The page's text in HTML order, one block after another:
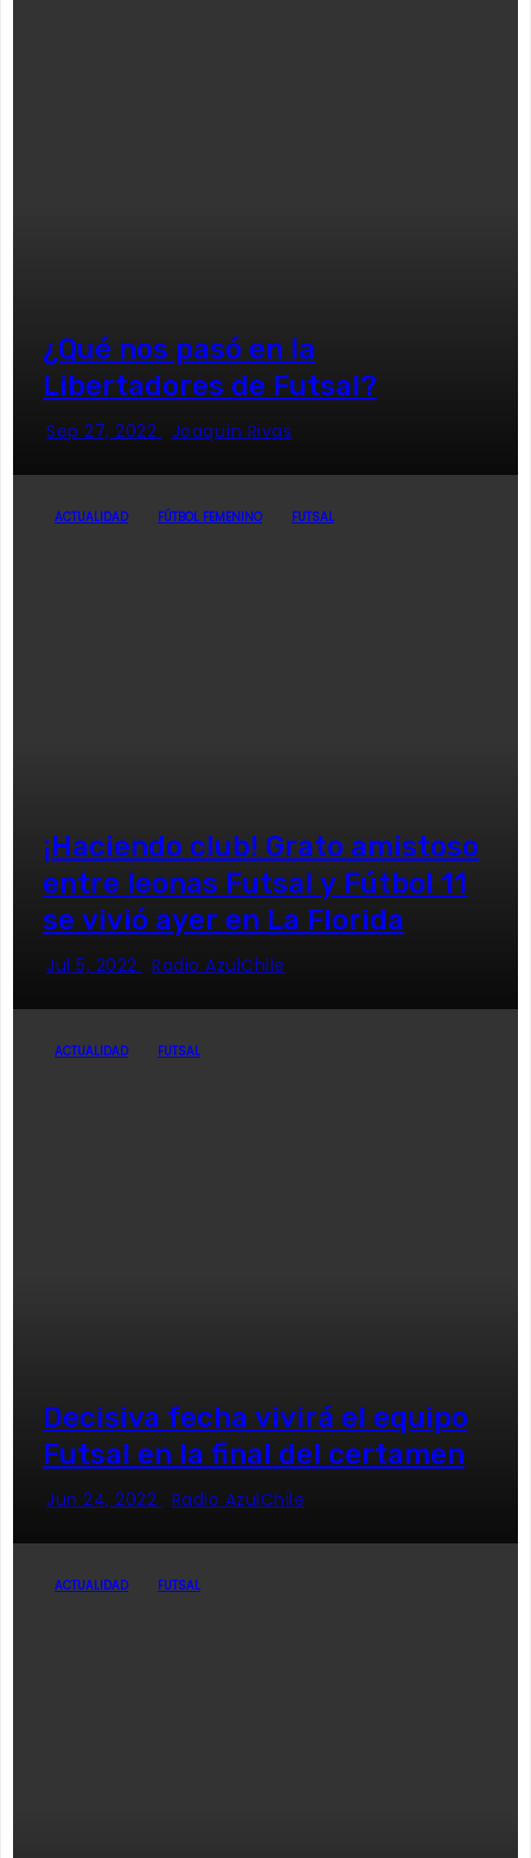
¿Qué nos pasó en la
Libertadores de Futsal?
Sep 27, 2022 Joaquín Rivas
ACTUALIDAD FÚTBOL FEMENINO FUTSAL
¡Haciendo club! Grato amistoso
entre leonas Futsal y Fútbol 11
se vivió ayer en La Florida
Jul 5, 2022 Radio AzulChile
ACTUALIDAD FUTSAL
Decisiva fecha vivirá el equipo
Futsal en la final del certamen
Jun 24, 2022 Radio AzulChile
ACTUALIDAD FUTSAL